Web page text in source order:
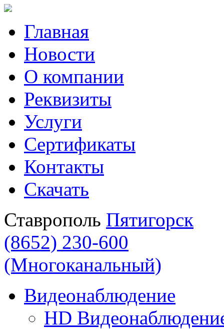
Главная
Новости
О компании
Реквизиты
Услуги
Сертификаты
Контакты
Скачать
Ставрополь Пятигорск
(8652) 230-600
(Многоканальный)
Видеонаблюдение
HD